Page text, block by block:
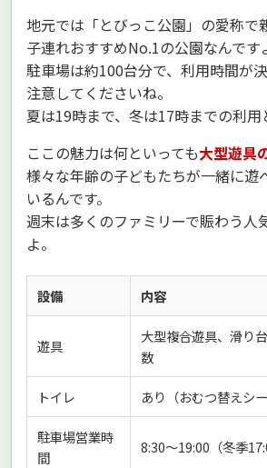
地元では「とびっこ公園」の愛称で
子連れおすすめNo.1の公園なんです
駐車場は約100台分で、利用時間が
注意してくださいね。
夏は19時まで、冬は17時までの利用
ここの魅力は何といっても大型遊具
様々な年齢の子どもたちが一緒に遊
いるんです。
週末は多くのファミリーで賑わう人
よ。
設備 内容
遊具
大型複合遊具、滑り
数
トイレ あり（おむつ替えシー
駐車場営業時
間
8:30～19:00（冬季